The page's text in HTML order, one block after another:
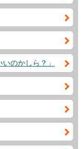
のかしら？」